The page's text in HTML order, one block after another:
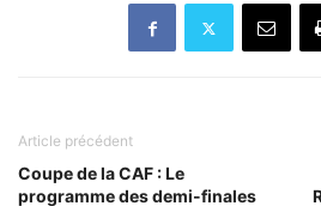
Article précédent
Coupe de la CAF : Le
programme des demi-finales